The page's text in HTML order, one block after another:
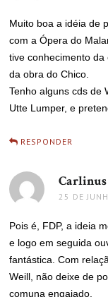
Muito boa a idéia de
com a Ópera do
tive conhecimento
da obra do Chico.
Tenho alguns cds de
Utte Lumper, e
RESPONDER
Carlinus
25 DE
Pois é, FDP, a ideia
e logo em seguida
fantástica. Com
Weill, não deixe de
comuna engajado.